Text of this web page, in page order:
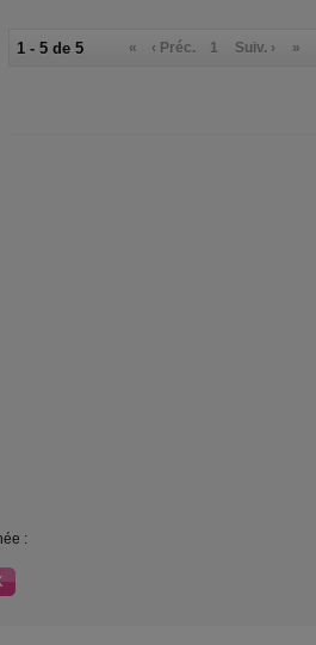
1 - 5 de 5 « ‹ Préc. 1 Suiv. › »
: